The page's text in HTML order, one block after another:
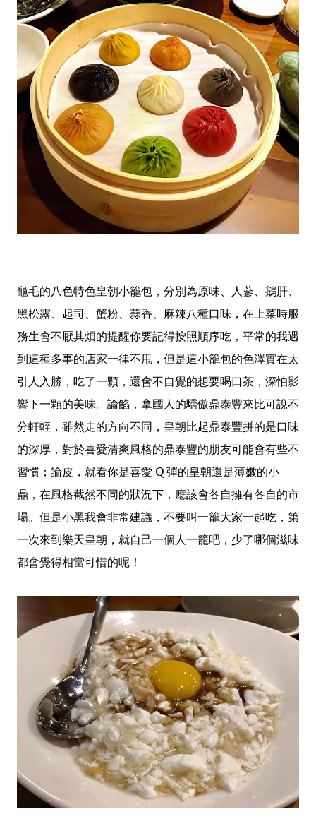
龜毛的八色特色皇朝小籠包，分別為原味、人蔘、鵝肝、
黑松露、起司、蟹粉、蒜香、麻辣八種口味，在上菜時服
務生會不厭其煩的提醒你要記得按照順序吃，平常的我遇
到這種多事的店家一律不甩，但是這小籠包的色澤實在太
引人入勝，吃了一顆，還會不自覺的想要喝口茶，深怕影
響下一顆的美味。論餡，拿國人的驕傲鼎泰豐來比可說不
分軒輊，雖然走的方向不同，皇朝比起鼎泰豐拼的是口味
的深厚，對於喜愛清爽風格的鼎泰豐的朋友可能會有些不
習慣；論皮，就看你是喜愛 Q 彈的皇朝還是薄嫩的小
鼎，在風格截然不同的狀況下，應該會各自擁有各自的市
場。但是小黑我會非常建議，不要叫一籠大家一起吃，第
一次來到樂天皇朝，就自己一個人一籠吧，少了哪個滋味
都會覺得相當可惜的呢！